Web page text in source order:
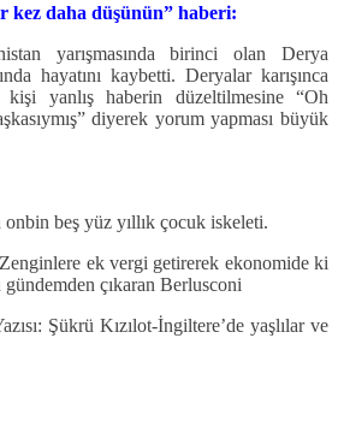
kez daha düşünün” haberi:
yarışmasında birinci olan Derya
hayatını kaybetti. Deryalar karışınca
yanlış haberin düzeltilmesine “Oh
diyerek yorum yapması büyük
beş yüz yıllık çocuk iskeleti.
ek vergi getirerek ekonomide ki
gündemden çıkaran Berlusconi
Şükrü Kızılot-İngiltere’de yaşlılar ve